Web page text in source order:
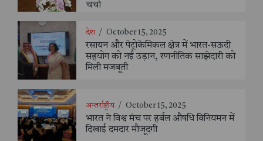
चर्चा
देश / October 15, 2025
रसायन और पेट्रोकेमिकल क्षेत्र में भारत-सऊदी
सहयोग को नई उड़ान, रणनीतिक साझेदारी को
मिली मजबूती
अन्तर्राष्ट्रीय / October 15, 2025
भारत ने विश्व मंच पर हर्बल औषधि विनियमन में
दिखाई दमदार मौजूदगी